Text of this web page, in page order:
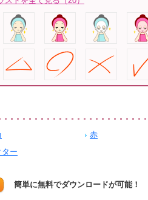
赤
ー
簡単に無料でダウンロードが可能！